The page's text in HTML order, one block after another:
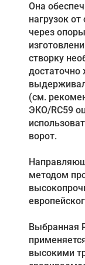
Она
нагрузок
через
створку
достаточно
(см.
ЭКО/RC59
ворот.
методом
Выбранная
высокими